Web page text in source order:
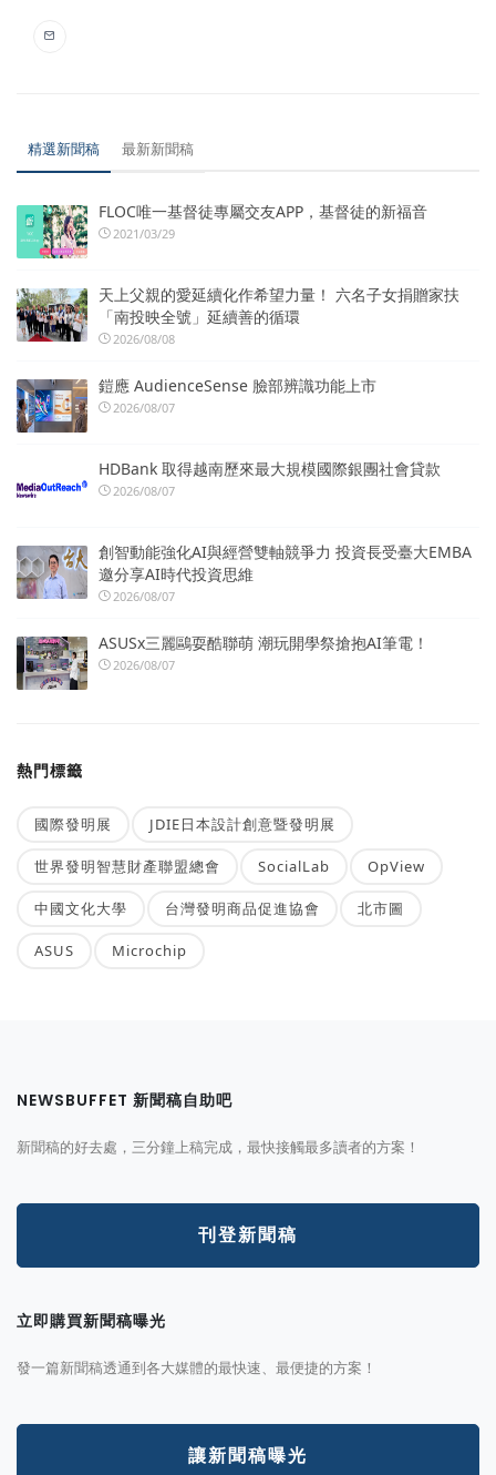
精選新聞稿 最新新聞稿
FLOC唯一基督徒專屬交友APP，基督徒的新福音
2021/03/29
天上父親的愛延續化作希望力量！ 六名子女捐贈家扶
「南投映全號」延續善的循環
2026/08/08
鎧應 AudienceSense 臉部辨識功能上市
2026/08/07
HDBank 取得越南歷來最大規模國際銀團社會貸款
2026/08/07
創智動能強化AI與經營雙軸競爭力 投資長受臺大EMBA
邀分享AI時代投資思維
2026/08/07
ASUSx三麗鷗耍酷聯萌 潮玩開學祭搶抱AI筆電！
2026/08/07
熱門標籤
國際發明展 JDIE日本設計創意暨發明展
世界發明智慧財產聯盟總會 SocialLab OpView
中國文化大學 台灣發明商品促進協會 北市圖
ASUS Microchip
NEWSBUFFET 新聞稿自助吧
新聞稿的好去處，三分鐘上稿完成，最快接觸最多讀者的方案！
刊登新聞稿
立即購買新聞稿曝光
發一篇新聞稿透通到各大媒體的最快速、最便捷的方案！
讓新聞稿曝光